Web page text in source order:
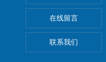
在线留言
联系我们